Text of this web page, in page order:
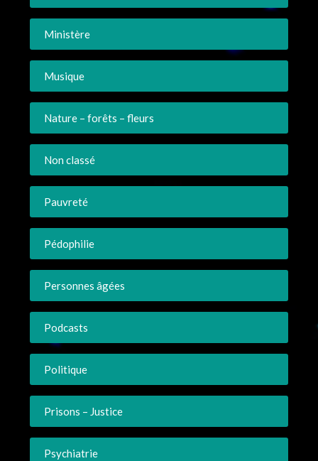
Ministère
Musique
Nature – forêts – fleurs
Non classé
Pauvreté
Pédophilie
Personnes âgées
Podcasts
Politique
Prisons – Justice
Psychiatrie